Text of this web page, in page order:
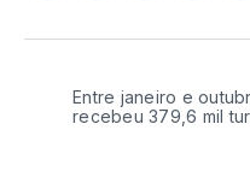
BlueSkyTwitterFacebook
Entre janeiro e
recebeu 379,6 mil